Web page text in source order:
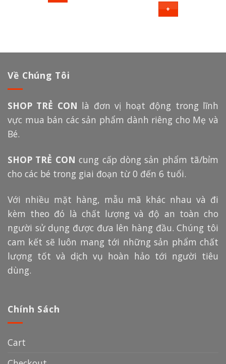
+
Về Chúng Tôi
SHOP TRẺ CON là đơn vị hoạt động trong lĩnh
vực mua bán các sản phẩm dành riêng cho Mẹ và
Bé.
SHOP TRẺ CON cung cấp dòng sản phẩm tã/bỉm
cho các bé trong giai đoạn từ 0 đến 6 tuổi.
Với nhiều mặt hàng, mẫu mã khác nhau và đi
kèm theo đó là chất lượng và độ an toàn cho
người sử dụng được đưa lên hàng đầu. Chúng tôi
cam kết sẽ luôn mang tới những sản phẩm chất
lượng tốt và dịch vụ hoàn hảo tới người tiêu
dùng.
Chính Sách
Cart